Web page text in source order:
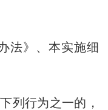
》、本实施细
列行为之一的，